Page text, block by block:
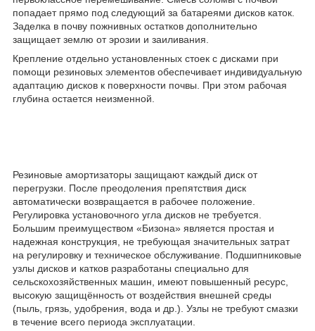
попадает прямо под следующий за батареями дисков каток.
Заделка в почву пожнивных остатков дополнительно
защищает землю от эрозии и заиливания.
Крепление отдельно установленных стоек с дисками при
помощи резиновых элементов обеспечивает индивидуальную
адаптацию дисков к поверхности почвы. При этом рабочая
глубина остается неизменной.
Резиновые амортизаторы защищают каждый диск от
перегрузки. После преодоления препятствия диск
автоматически возвращается в рабочее положение.
Регулировка установочного угла дисков не требуется.
Большим преимуществом «Бизона» является простая и
надежная конструкция, не требующая значительных затрат
на регулировку и техническое обслуживание. Подшипниковые
узлы дисков и катков разработаны специально для
сельскохозяйственных машин, имеют повышенный ресурс,
высокую защищённость от воздействия внешней среды
(пыль, грязь, удобрения, вода и др.). Узлы не требуют смазки
в течение всего периода эксплуатации.